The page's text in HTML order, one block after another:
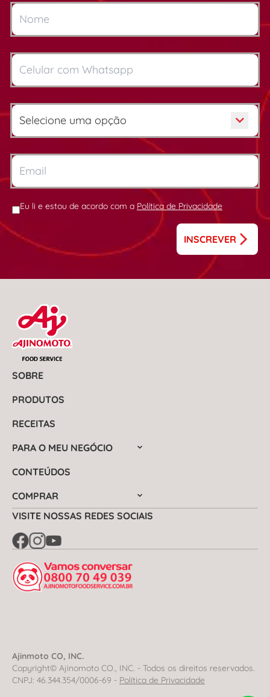
Eu li e estou de acordo com a Política de Privacidade
INSCREVER
SOBRE
PRODUTOS
RECEITAS
PARA O MEU NEGÓCIO
CONTEÚDOS
COMPRAR
VISITE NOSSAS REDES SOCIAIS
Ajinmoto CO, INC.
Copyright© Ajinomoto CO., INC. - Todos os direitos reservados.
CNPJ: 46.344.354/0006-69 - Política de Privacidade